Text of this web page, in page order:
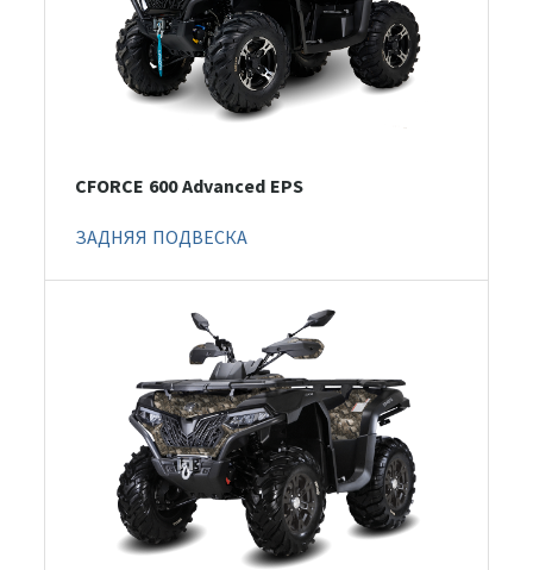
CFORCE 600 Advanced EPS
ЗАДНЯЯ ПОДВЕСКА